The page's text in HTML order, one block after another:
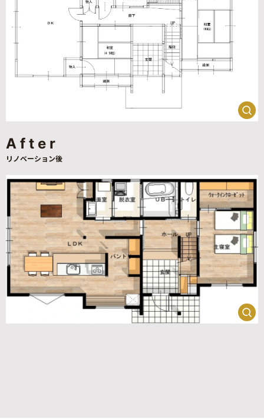
After
リノベーション後